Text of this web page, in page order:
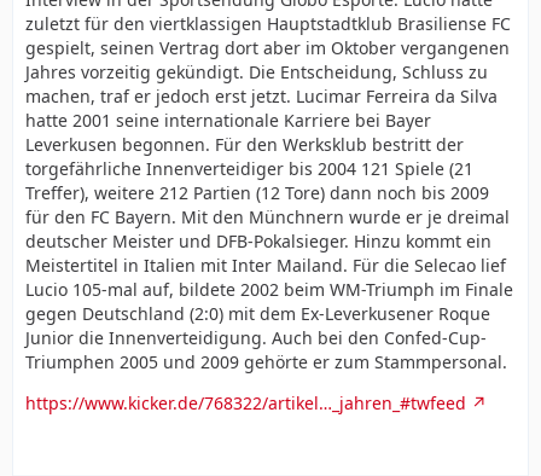
zuletzt für den viertklassigen Hauptstadtklub Brasiliense FC
gespielt, seinen Vertrag dort aber im Oktober vergangenen
Jahres vorzeitig gekündigt. Die Entscheidung, Schluss zu
machen, traf er jedoch erst jetzt. Lucimar Ferreira da Silva
hatte 2001 seine internationale Karriere bei Bayer
Leverkusen begonnen. Für den Werksklub bestritt der
torgefährliche Innenverteidiger bis 2004 121 Spiele (21
Treffer), weitere 212 Partien (12 Tore) dann noch bis 2009
für den FC Bayern. Mit den Münchnern wurde er je dreimal
deutscher Meister und DFB-Pokalsieger. Hinzu kommt ein
Meistertitel in Italien mit Inter Mailand. Für die Selecao lief
Lucio 105-mal auf, bildete 2002 beim WM-Triumph im Finale
gegen Deutschland (2:0) mit dem Ex-Leverkusener Roque
Junior die Innenverteidigung. Auch bei den Confed-Cup-
Triumphen 2005 und 2009 gehörte er zum Stammpersonal.
https://www.kicker.de/768322/artikel…_jahren_#twfeed